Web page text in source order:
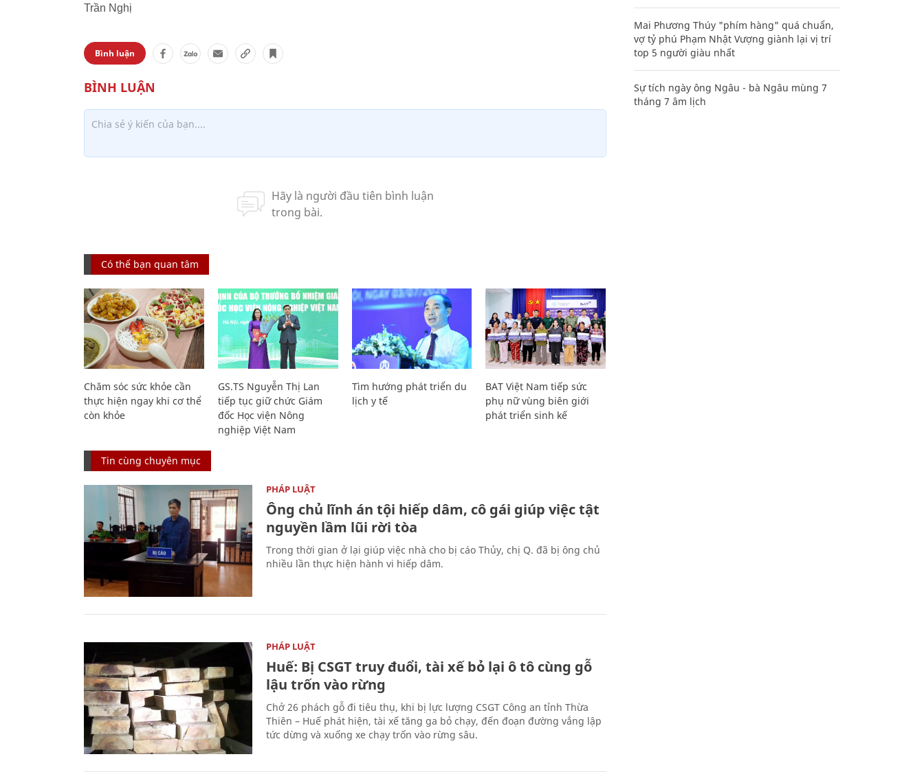
Trần Nghị
Bình luận
Có thể bạn quan tâm
Chăm sóc sức khỏe cần
thực hiện ngay khi cơ thể
còn khỏe
GS.TS Nguyễn Thị Lan
tiếp tục giữ chức Giám
đốc Học viện Nông
nghiệp Việt Nam
Tìm hướng phát triển du
lịch y tế
BAT Việt Nam tiếp sức
phụ nữ vùng biên giới
phát triển sinh kế
Tin cùng chuyên mục
PHÁP LUẬT
Ông chủ lĩnh án tội hiếp dâm, cô gái giúp việc tật
nguyền lầm lũi rời tòa
Trong thời gian ở lại giúp việc nhà cho bị cáo Thủy, chị Q. đã bị ông chủ
nhiều lần thực hiện hành vi hiếp dâm.
PHÁP LUẬT
Huế: Bị CSGT truy đuổi, tài xế bỏ lại ô tô cùng gỗ
lậu trốn vào rừng
Chở 26 phách gỗ đi tiêu thụ, khi bị lực lượng CSGT Công an tỉnh Thừa
Thiên – Huế phát hiện, tài xế tăng ga bỏ chạy, đến đoạn đường vắng lập
tức dừng và xuống xe chạy trốn vào rừng sâu.
Mai Phương Thúy "phím hàng" quá chuẩn,
vợ tỷ phú Phạm Nhật Vượng giành lại vị trí
top 5 người giàu nhất
Sự tích ngày ông Ngâu - bà Ngâu mùng 7
tháng 7 âm lịch